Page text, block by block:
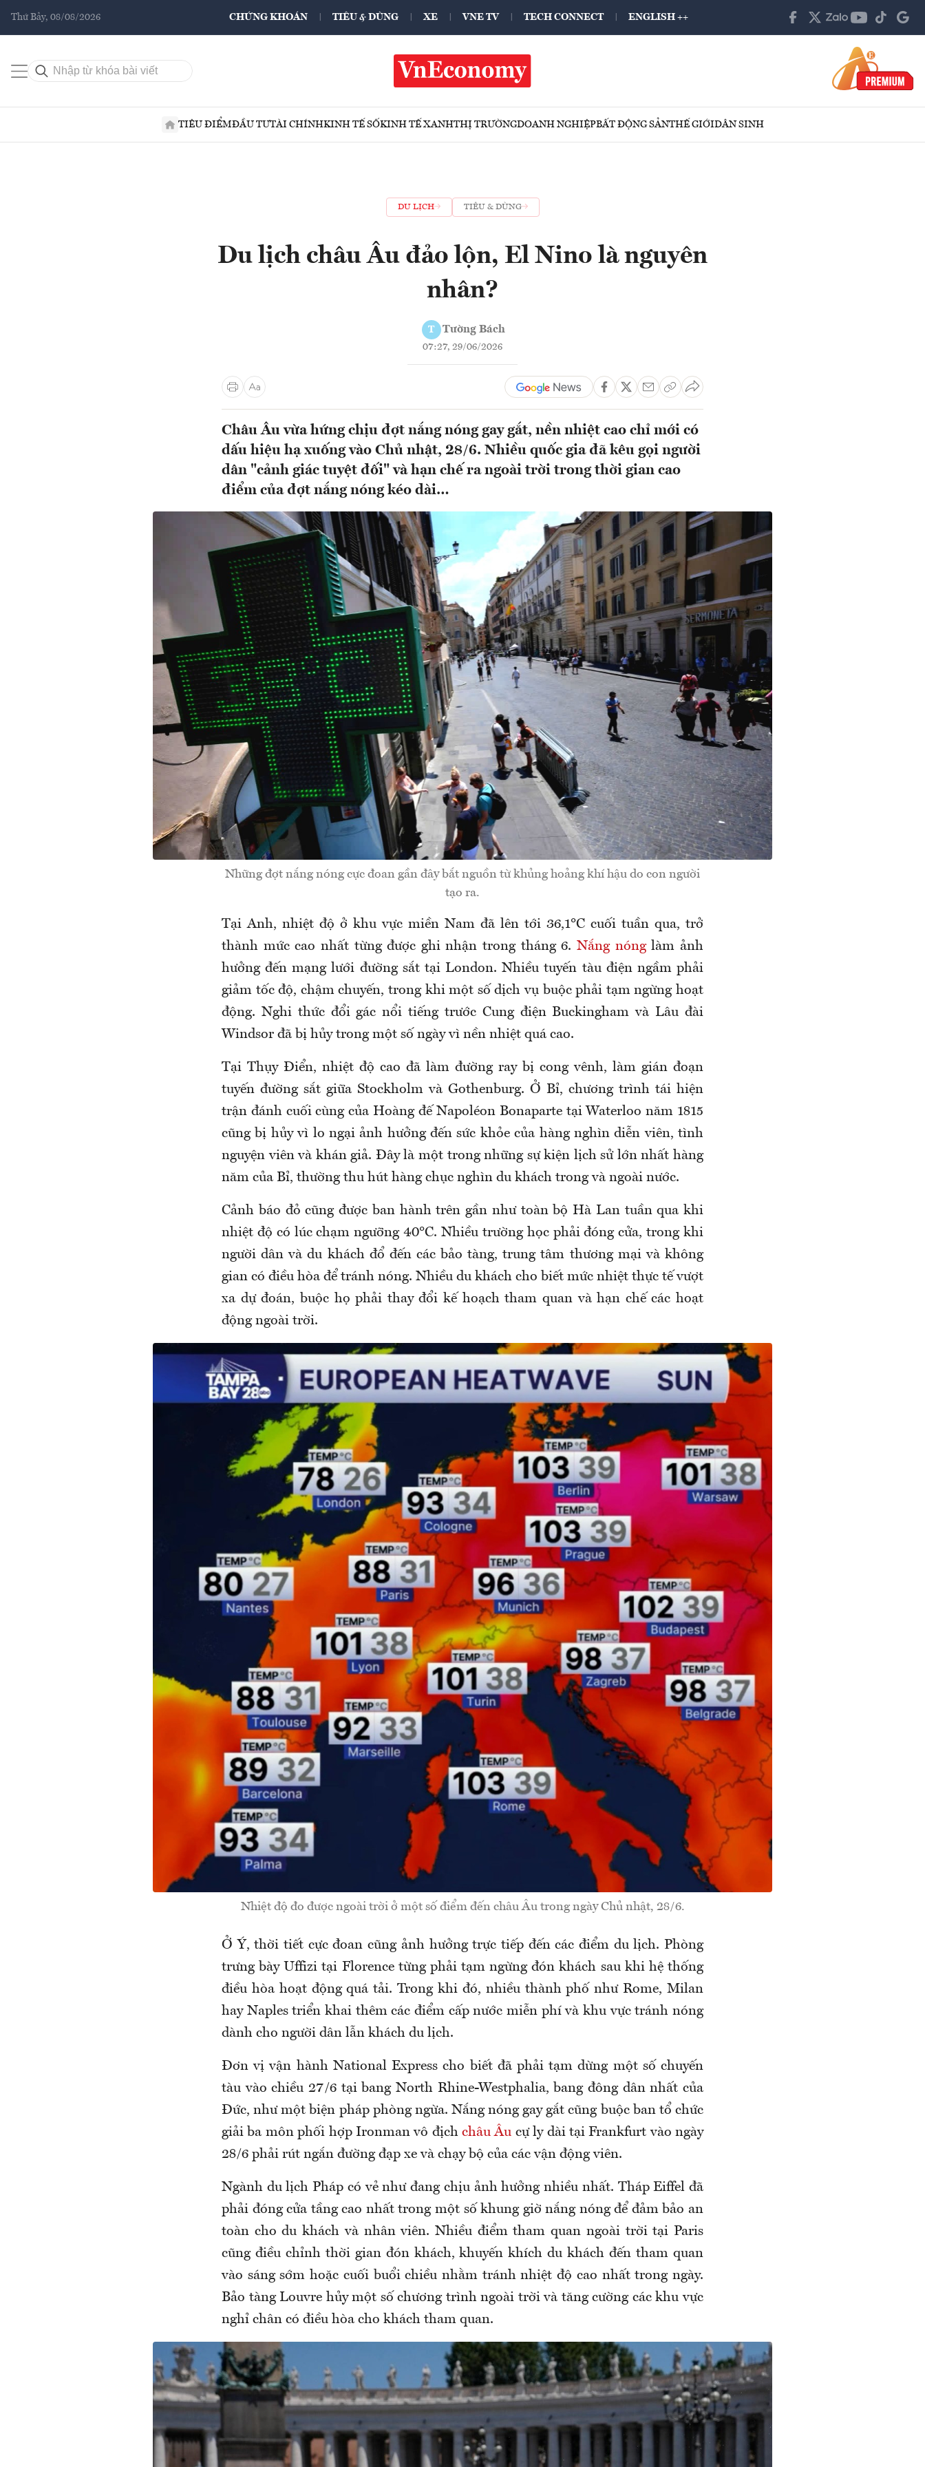
Thứ Bảy, 08/08/2026 CHỨNG KHOÁN TIÊU & DÙNG XE VNE TV TECH CONNECT ENGLISH ++
TIÊU ĐIỂMĐẦU TƯTÀI CHÍNHKINH TẾ SỐKINH TẾ XANHTHỊ TRƯỜNGDOANH NGHIỆPBẤT ĐỘNG SẢNTHẾ GIỚIDÂN SINH
DU LỊCH TIÊU & DÙNG
Du lịch châu Âu đảo lộn, El Nino là nguyên
nhân?
T Tường Bách
07:27, 29/06/2026
Châu Âu vừa hứng chịu đợt nắng nóng gay gắt, nền nhiệt cao chỉ mới có
dấu hiệu hạ xuống vào Chủ nhật, 28/6. Nhiều quốc gia đã kêu gọi người
dân "cảnh giác tuyệt đối" và hạn chế ra ngoài trời trong thời gian cao
điểm của đợt nắng nóng kéo dài…
Những đợt nắng nóng cực đoan gần đây bắt nguồn từ khủng hoảng khí hậu do con người
tạo ra.
Tại Anh, nhiệt độ ở khu vực miền Nam đã lên tới 36,1°C cuối tuần qua, trở
thành mức cao nhất từng được ghi nhận trong tháng 6.Nắng nónglàm ảnh
hưởng đến mạng lưới đường sắt tại London. Nhiều tuyến tàu điện ngầm phải
giảm tốc độ, chậm chuyến, trong khi một số dịch vụ buộc phải tạm ngừng hoạt
động. Nghi thức đổi gác nổi tiếng trước Cung điện Buckingham và Lâu đài
Windsor đã bị hủy trong một số ngày vì nền nhiệt quá cao.
Tại Thụy Điển, nhiệt độ cao đã làm đường ray bị cong vênh, làm gián đoạn
tuyến đường sắt giữa Stockholm và Gothenburg. Ở Bỉ, chương trình tái hiện
trận đánh cuối cùng của Hoàng đế NapoléonBonaparte tại Waterloo năm 1815
cũng bị hủy vì lo ngại ảnh hưởng đến sức khỏe của hàng nghìn diễn viên, tình
nguyện viên và khán giả. Đây là một trong những sự kiện lịch sử lớn nhất hàng
năm của Bỉ, thường thu hút hàng chục nghìn du khách trong và ngoài nước.
Cảnh báo đỏ cũng được ban hành trên gần như toàn bộ Hà Lan tuần qua khi
nhiệt độ có lúc chạm ngưỡng 40°C. Nhiều trường học phải đóng cửa, trong khi
người dân và du khách đổ đến các bảo tàng, trung tâm thương mại và không
gian có điều hòa để tránh nóng. Nhiều du khách cho biết mức nhiệt thực tế vượt
xa dự đoán, buộc họ phải thay đổi kế hoạch tham quan và hạn chế các hoạt
động ngoài trời.
Nhiệt độ đo được ngoài trời ở một số điểm đến châu Âu trong ngày Chủ nhật, 28/6.
Ở Ý, thời tiết cực đoan cũng ảnh hưởng trực tiếp đến các điểm du lịch. Phòng
trưng bày Uffizi tại Florence từng phải tạm ngừng đón khách sau khi hệ thống
điều hòa hoạt động quá tải. Trong khi đó, nhiều thành phốnhưRome, Milan
hay Naples triển khai thêm các điểm cấp nước miễn phí và khu vực tránh nóng
dành cho người dân lẫn khách du lịch.
Đơn vị vận hành National Express cho biết đã phải tạm dừng một số chuyến
tàu vào chiều 27/6 tại bang North Rhine-Westphalia, bang đông dân nhất của
Đức, như một biện pháp phòng ngừa. Nắng nóng gay gắt cũng buộc ban tổ chức
giải ba môn phối hợp Ironman vô địchchâu Âu cự ly dài tại Frankfurt vào ngày
28/6 phải rút ngắn đường đạp xe và chạy bộ của các vận động viên.
Ngành du lịch Pháp có vẻ như đang chịu ảnh hưởng nhiều nhất. Tháp Eiffel đã
phải đóng cửa tầng cao nhất trong một số khung giờ nắng nóng để đảm bảo an
toàn cho du khách và nhân viên. Nhiều điểm tham quan ngoài trời tại Paris
cũng điều chỉnh thời gian đón khách, khuyến khích du khách đến tham quan
vào sáng sớm hoặc cuối buổi chiều nhằm tránh nhiệt độ cao nhất trong ngày.
Bảo tàng Louvre hủy một số chương trình ngoài trời và tăng cường các khu vực
nghỉ chân có điều hòa cho khách tham quan.